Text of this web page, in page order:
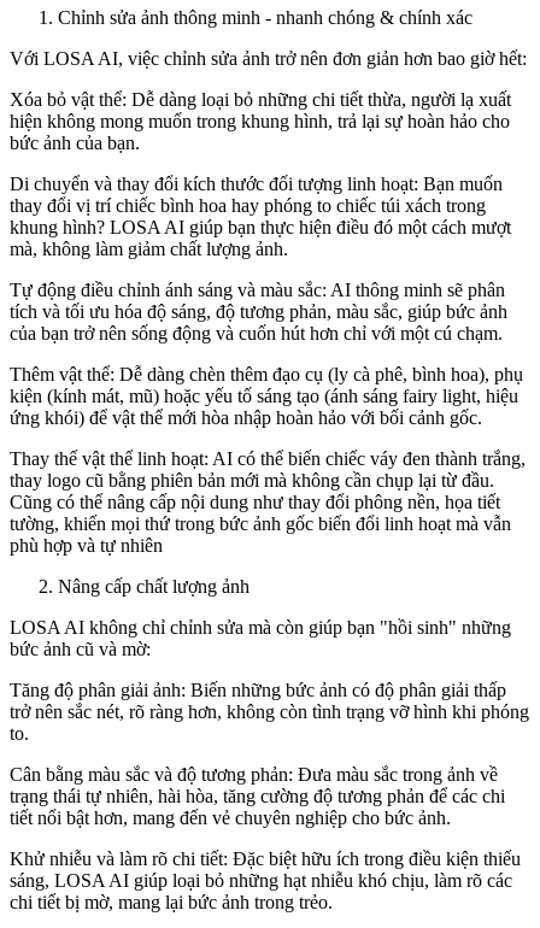
Chỉnh sửa ảnh thông minh - nhanh chóng & chính xác
Với LOSA AI, việc chỉnh sửa ảnh trở nên đơn giản hơn bao giờ hết:
Xóa bỏ vật thể: Dễ dàng loại bỏ những chi tiết thừa, người lạ xuất
hiện không mong muốn trong khung hình, trả lại sự hoàn hảo cho
bức ảnh của bạn.
Di chuyển và thay đổi kích thước đối tượng linh hoạt: Bạn muốn
thay đổi vị trí chiếc bình hoa hay phóng to chiếc túi xách trong
khung hình? LOSA AI giúp bạn thực hiện điều đó một cách mượt
mà, không làm giảm chất lượng ảnh.
Tự động điều chỉnh ánh sáng và màu sắc: AI thông minh sẽ phân
tích và tối ưu hóa độ sáng, độ tương phản, màu sắc, giúp bức ảnh
của bạn trở nên sống động và cuốn hút hơn chỉ với một cú chạm.
Thêm vật thể: Dễ dàng chèn thêm đạo cụ (ly cà phê, bình hoa), phụ
kiện (kính mát, mũ) hoặc yếu tố sáng tạo (ánh sáng fairy light, hiệu
ứng khói) để vật thể mới hòa nhập hoàn hảo với bối cảnh gốc.
Thay thế vật thể linh hoạt: AI có thể biến chiếc váy đen thành trắng,
thay logo cũ bằng phiên bản mới mà không cần chụp lại từ đầu.
Cũng có thể nâng cấp nội dung như thay đổi phông nền, họa tiết
tường, khiến mọi thứ trong bức ảnh gốc biến đổi linh hoạt mà vẫn
phù hợp và tự nhiên
Nâng cấp chất lượng ảnh
LOSA AI không chỉ chỉnh sửa mà còn giúp bạn "hồi sinh" những
bức ảnh cũ và mờ:
Tăng độ phân giải ảnh: Biến những bức ảnh có độ phân giải thấp
trở nên sắc nét, rõ ràng hơn, không còn tình trạng vỡ hình khi phóng
to.
Cân bằng màu sắc và độ tương phản: Đưa màu sắc trong ảnh về
trạng thái tự nhiên, hài hòa, tăng cường độ tương phản để các chi
tiết nổi bật hơn, mang đến vẻ chuyên nghiệp cho bức ảnh.
Khử nhiễu và làm rõ chi tiết: Đặc biệt hữu ích trong điều kiện thiếu
sáng, LOSA AI giúp loại bỏ những hạt nhiễu khó chịu, làm rõ các
chi tiết bị mờ, mang lại bức ảnh trong trẻo.